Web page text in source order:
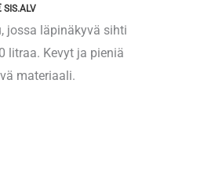
SIS.ALV
jossa läpinäkyvä sihti
litraa. Kevyt ja pieniä
materiaali.